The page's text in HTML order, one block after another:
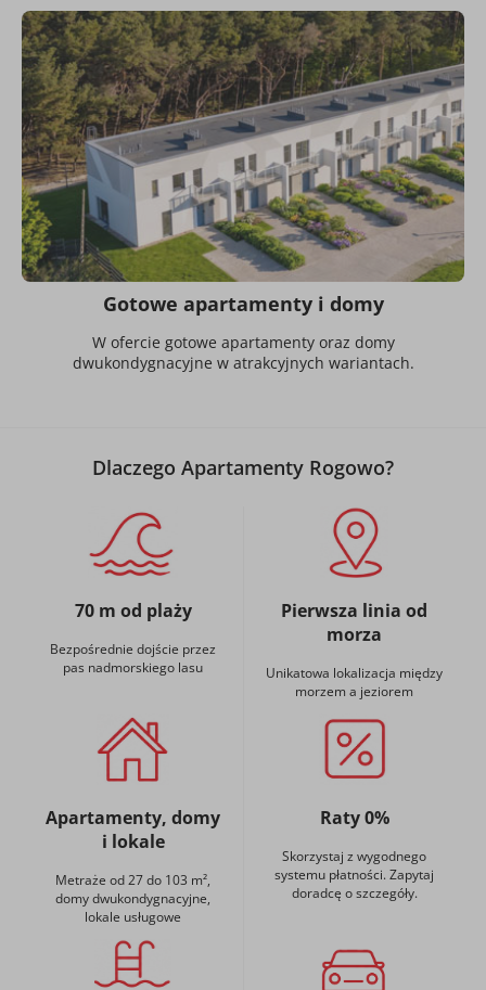
Gotowe apartamenty i domy
W ofercie gotowe apartamenty oraz domy
dwukondygnacyjne w atrakcyjnych wariantach.
Dlaczego Apartamenty Rogowo?
70 m od plaży
Bezpośrednie dojście przez
pas nadmorskiego lasu
Pierwsza linia od
morza
Unikatowa lokalizacja między
morzem a jeziorem
Apartamenty, domy
i lokale
Metraże od 27 do 103 m²,
domy dwukondygnacyjne,
lokale usługowe
Raty 0%
Skorzystaj z wygodnego
systemu płatności. Zapytaj
doradcę o szczegóły.